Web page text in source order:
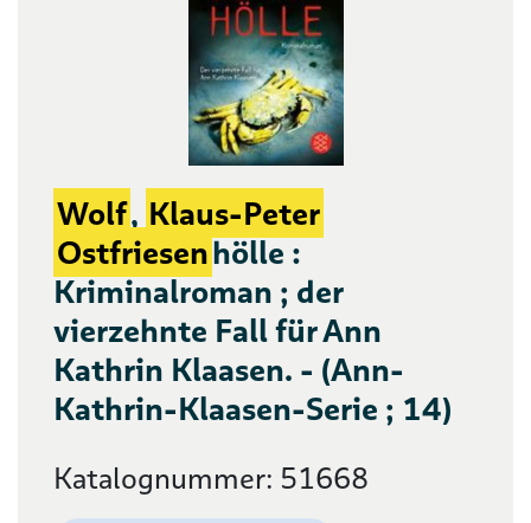
Wolf, Klaus-Peter
Ostfriesenhölle :
Kriminalroman ; der
vierzehnte Fall für Ann
Kathrin Klaasen. - (Ann-
Kathrin-Klaasen-Serie ; 14)
Katalognummer: 51668